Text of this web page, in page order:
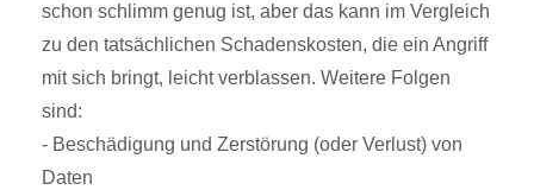
schon schlimm genug ist, aber das kann im Vergleich
zu den tatsächlichen Schadenskosten, die ein Angriff
mit sich bringt, leicht verblassen. Weitere Folgen
sind:
- Beschädigung und Zerstörung (oder Verlust) von
Daten